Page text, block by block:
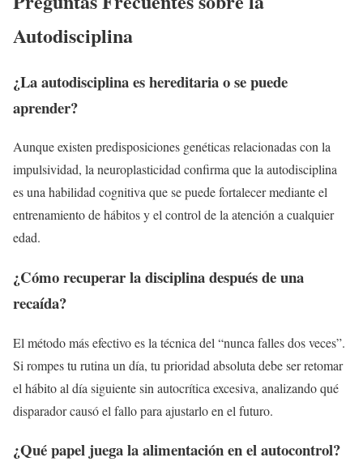
Autodisciplina
¿La autodisciplina es hereditaria o se puede
aprender?
Aunque existen predisposiciones genéticas relacionadas con la
impulsividad, la neuroplasticidad confirma que la autodisciplina
es una habilidad cognitiva que se puede fortalecer mediante el
entrenamiento de hábitos y el control de la atención a cualquier
edad.
¿Cómo recuperar la disciplina después de una
recaída?
El método más efectivo es la técnica del “nunca falles dos veces”.
Si rompes tu rutina un día, tu prioridad absoluta debe ser retomar
el hábito al día siguiente sin autocrítica excesiva, analizando qué
disparador causó el fallo para ajustarlo en el futuro.
¿Qué papel juega la alimentación en el autocontrol?